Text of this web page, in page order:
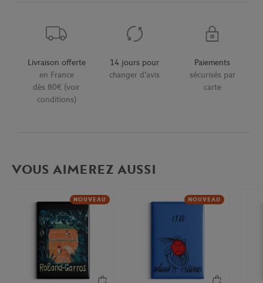
Livraison offerte
en France
dès 80€ (voir
conditions)
14 jours pour
changer d'avis
Paiements
sécurisés par
carte
VOUS AIMEREZ AUSSI
NOUVEAU NOUVEAU